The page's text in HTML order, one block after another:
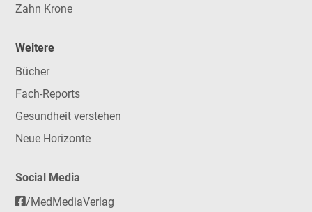
Zahn Krone
Weitere
Bücher
Fach-Reports
Gesundheit verstehen
Neue Horizonte
Social Media
/MedMediaVerlag